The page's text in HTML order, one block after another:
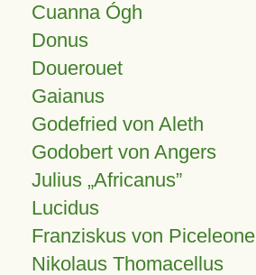
Cuanna Ógh
Donus
Douerouet
Gaianus
Godefried von Aleth
Godobert von Angers
Julius Africanus
Lucidus
Franziskus von Piceleone
Nikolaus Thomacellus